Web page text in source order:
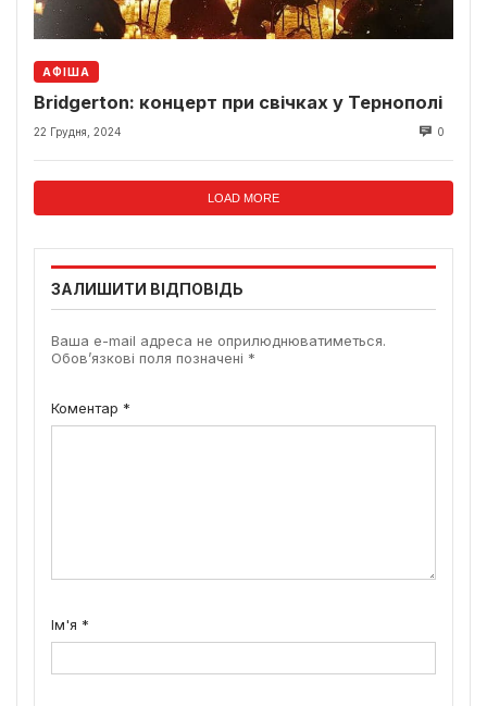
АФІША
Bridgerton: концерт при свічках у Тернополі
22 Грудня, 2024 0
LOAD MORE
ЗАЛИШИТИ ВІДПОВІДЬ
Ваша e-mail адреса не оприлюднюватиметься.
Обов’язкові поля позначені *
Коментар *
Ім'я *